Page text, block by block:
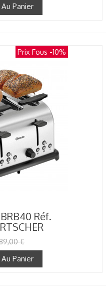
Panier
Prix Fous -10%
Réf.
€
Panier